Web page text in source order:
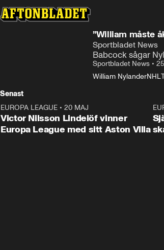
”William måste
Sportbladet News
Babcock sågar
Sportbladet News •
William NylanderNHL
Senast
EUROPA LEAGUE • 20 MAJ
Victor Nilsson Lindelöf vinner
Europa League med sitt Aston Villa